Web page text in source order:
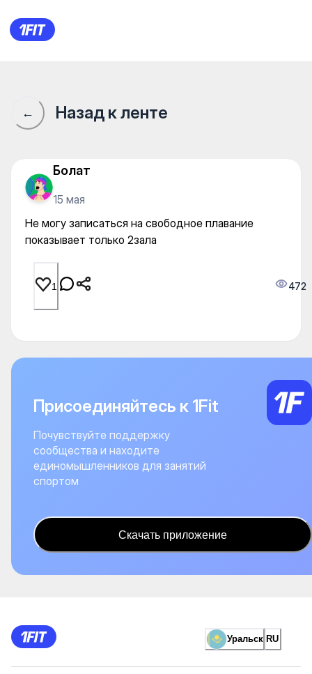
Не могу записаться на
← Назад к ленте
Болат
15 мая
Не могу записаться на свободное плавание
показывает только 2зала
1 472
Присоединяйтесь к 1Fit
Почувствуйте поддержку
сообщества и находите
единомышленников для занятий
спортом
Скачать приложение
Уральск RU